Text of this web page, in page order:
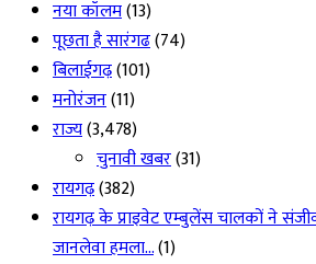
नया कॉलम(13)
पूछता है सारंगढ(74)
बिलाईगढ़(101)
मनोरंजन(11)
राज्य(3,478)
चुनावी खबर(31)
रायगढ़(382)
रायगढ़ के प्राइवेट एम्बुलेंस चालकों ने
जानलेवा हमला…(1)